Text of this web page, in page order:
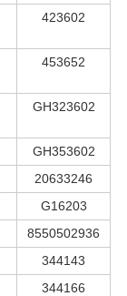
423602
453652
GH323602
GH353602
20633246
G16203
8550502936
344143
344166